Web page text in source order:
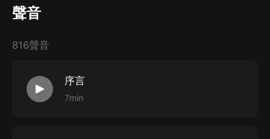
讓我揭開歷史的重重謎團，慢慢講述那些大奸臣臺前幕后
聲音
816聲音
序言
7min